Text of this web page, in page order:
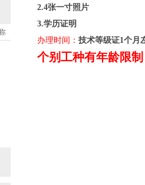
2.4张一寸照片
3.学历证明
办理时间： 技术等级证1个月
个别工种有年龄限制